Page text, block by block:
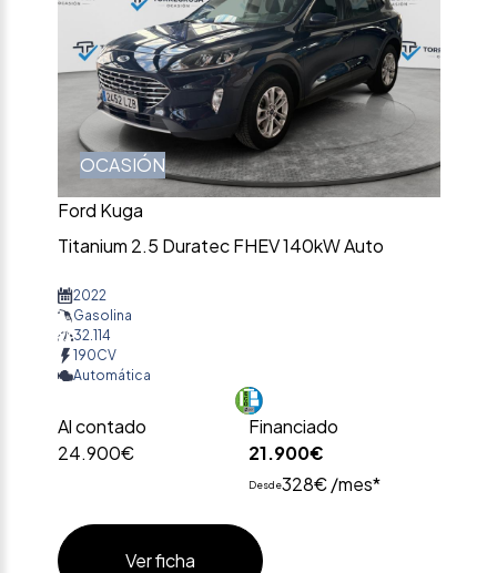
OCASIÓN
Ford Kuga
Titanium 2.5 Duratec FHEV 140kW Auto
2022
Gasolina
32.114
190CV
Automática
Al contado
24.900€
Financiado
21.900€
Desde328€ /mes*
Ver ficha